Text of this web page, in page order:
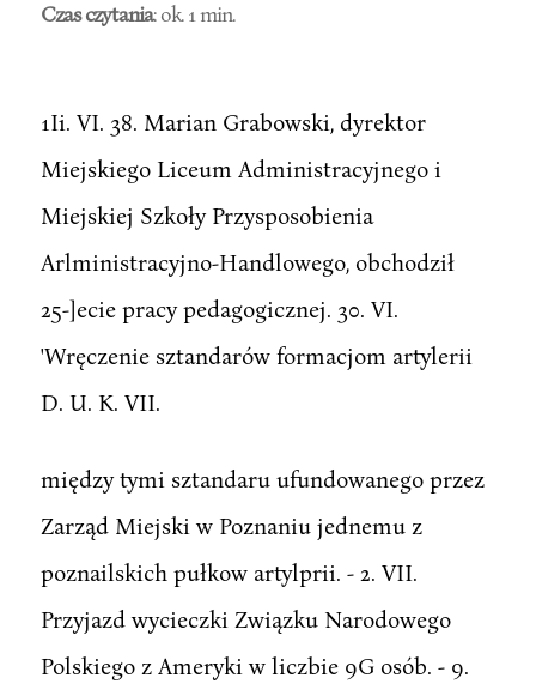
Czas czytania: ok. 1 min.
1Ii. VI. 38. Marian Grabowski, dyrektor
Miejskiego Liceum Administracyjnego i
Miejskiej Szkoły Przysposobienia
Arlministracyjno-Handlowego, obchodził
25-]ecie pracy pedagogicznej. 30. VI.
'Wręczenie sztandarów formacjom artylerii
D. U. K. VII.
między tymi sztandaru ufundowanego przez
Zarząd Miejski w Poznaniu jednemu z
poznailskich pułkow artylprii. - 2. VII.
Przyjazd wycieczki Związku Narodowego
Polskiego z Ameryki w liczbie 9G osób. - 9.